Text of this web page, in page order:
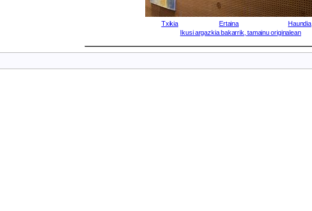
Txikia Ertaina
Haundia
Ikusi argazkia bakarrik, tamainu originalean